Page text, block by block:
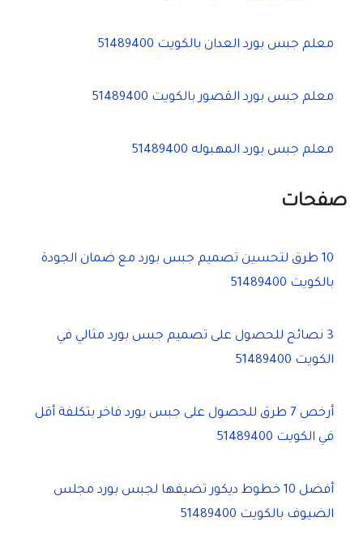
معلم جبس بورد العدان بالكويت 51489400
معلم جبس بورد القصور بالكويت 51489400
معلم جبس بورد المهبوله 51489400
صفحات
10 طرق لتحسين تصميم جبس بورد مع ضمان الجودة
بالكويت 51489400
3 نصائح للحصول على تصميم جبس بورد مثالي في
الكويت 51489400
أرخص 7 طرق للحصول على جبس بورد فاخر بتكلفة أقل
في الكويت 51489400
أفضل 10 خطوط ديكور تضيفها لجبس بورد مجلس
الضيوف بالكويت 51489400